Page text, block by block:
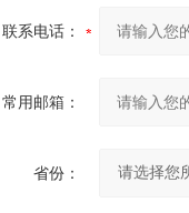
联系电话：
常用邮箱：
省份：